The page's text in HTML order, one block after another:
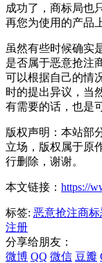
成功了，商标局也
再您为使用的产品
虽然有些时候确实
是否属于恶意抢注
可以根据自己的情
时的提出异议，当
有需要的话，也是
版权声明：本站部
立场，版权属于原
行删除，谢谢。
本文链接： https://
标签: 恶意抢注商标
注册
分享给朋友：
微博 QQ 微信 豆瓣